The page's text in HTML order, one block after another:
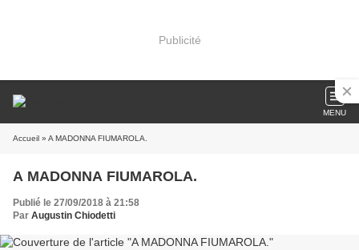
Publicité
MENU
Accueil » A MADONNA FIUMAROLA.
A MADONNA FIUMAROLA.
Publié le 27/09/2018 à 21:58
Par Augustin Chiodetti